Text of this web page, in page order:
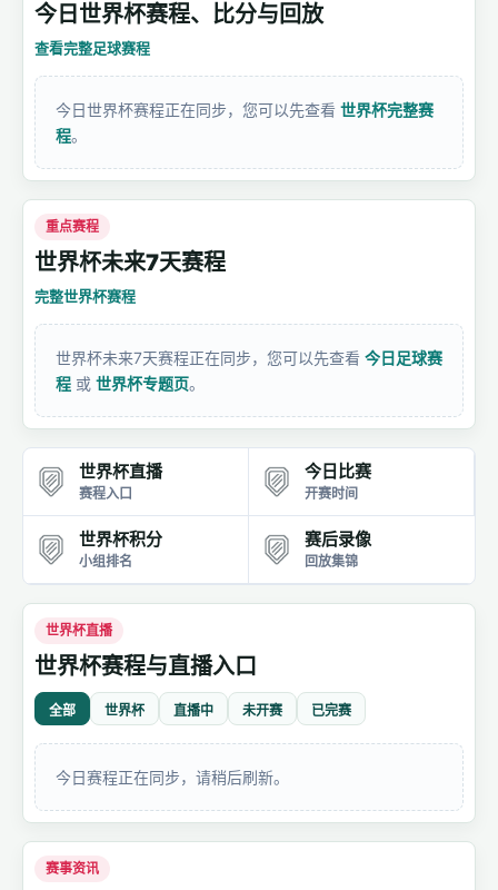
今日世界杯赛程、比分与回放
查看完整足球赛程
今日世界杯赛程正在同步，您可以先查看 世界杯完整赛
程。
重点赛程
世界杯未来7天赛程
完整世界杯赛程
世界杯未来7天赛程正在同步，您可以先查看 今日足球赛
程 或 世界杯专题页。
世界杯直播
赛程入口
今日比赛
开赛时间
世界杯积分
小组排名
赛后录像
回放集锦
世界杯直播
世界杯赛程与直播入口
全部 世界杯 直播中 未开赛 已完赛
今日赛程正在同步，请稍后刷新。
赛事资讯